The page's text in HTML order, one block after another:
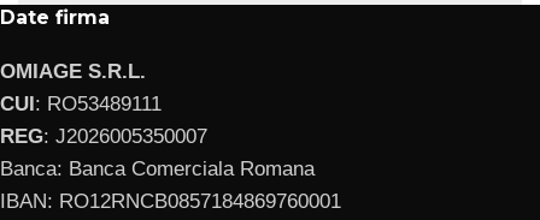
Date firma
OMIAGE S.R.L.
CUI: RO53489111
REG: J2026005350007
Banca: Banca Comerciala Romana
IBAN: RO12RNCB0857184869760001